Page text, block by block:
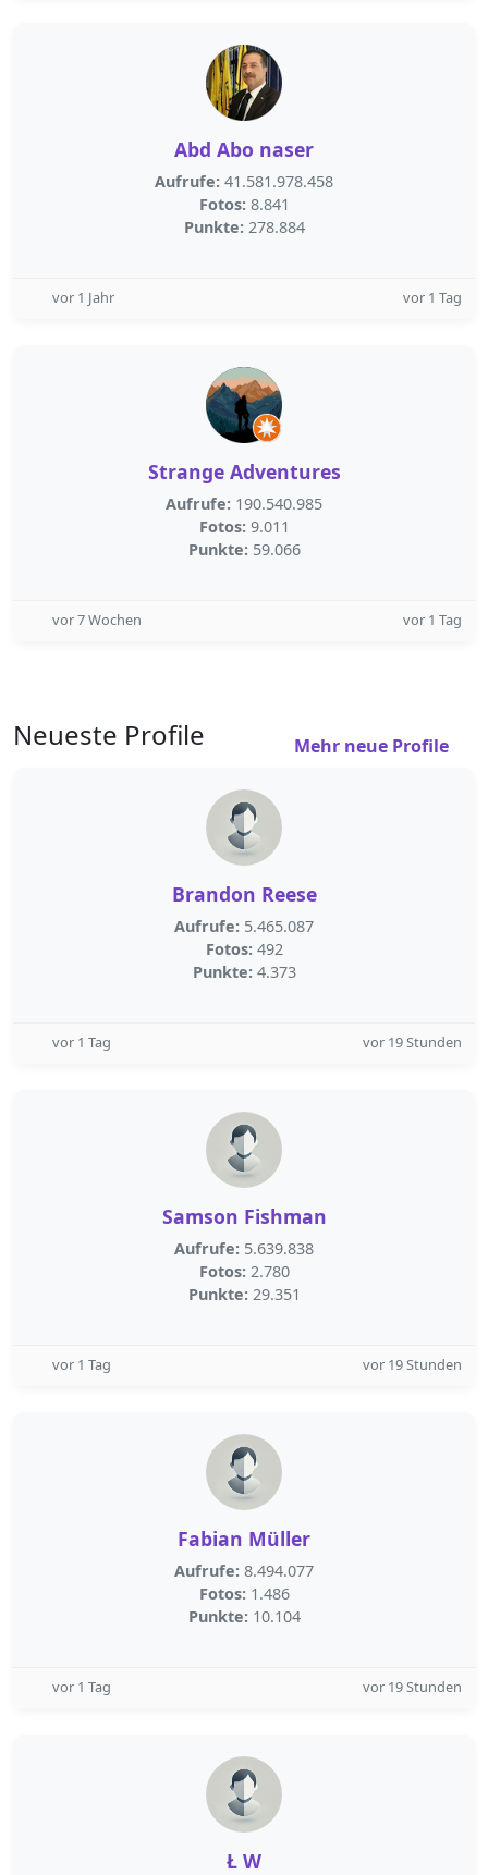
Abd Abo naser
Aufrufe: 41.581.978.458
Fotos: 8.841
Punkte: 278.884
vor 1 Jahr vor 1 Tag
Strange Adventures
Aufrufe: 190.540.985
Fotos: 9.011
Punkte: 59.066
vor 7 Wochen vor 1 Tag
Neueste Profile Mehr neue Profile
Brandon Reese
Aufrufe: 5.465.087
Fotos: 492
Punkte: 4.373
vor 1 Tag vor 19 Stunden
Samson Fishman
Aufrufe: 5.639.838
Fotos: 2.780
Punkte: 29.351
vor 1 Tag vor 19 Stunden
Fabian Müller
Aufrufe: 8.494.077
Fotos: 1.486
Punkte: 10.104
vor 1 Tag vor 19 Stunden
Ł W